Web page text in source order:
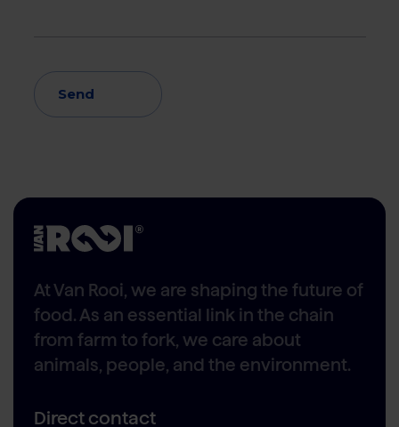
Send
At Van Rooi, we are shaping the future of
food. As an essential link in the chain
from farm to fork, we care about
animals, people, and the environment.
Direct contact